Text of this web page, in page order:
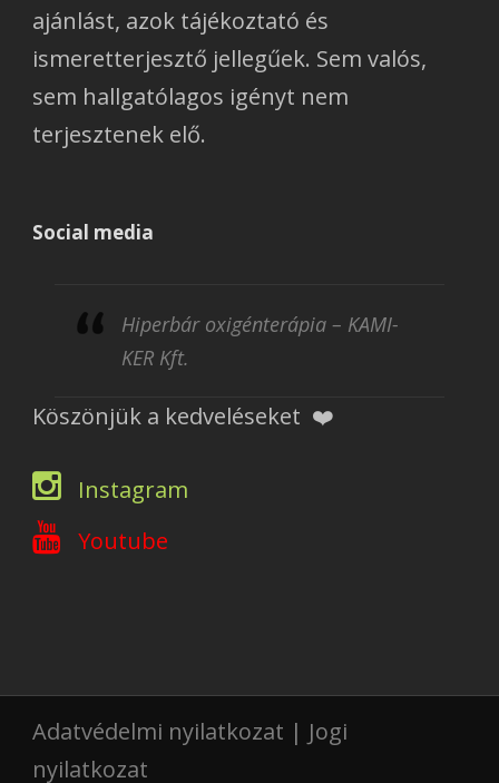
ajánlást, azok tájékoztató és
ismeretterjesztő jellegűek. Sem valós,
sem hallgatólagos igényt nem
terjesztenek elő.
Social media
Hiperbár oxigénterápia – KAMI-
KER Kft.
Köszönjük a kedveléseket ❤️
Instagram
Youtube
Adatvédelmi nyilatkozat | Jogi
nyilatkozat